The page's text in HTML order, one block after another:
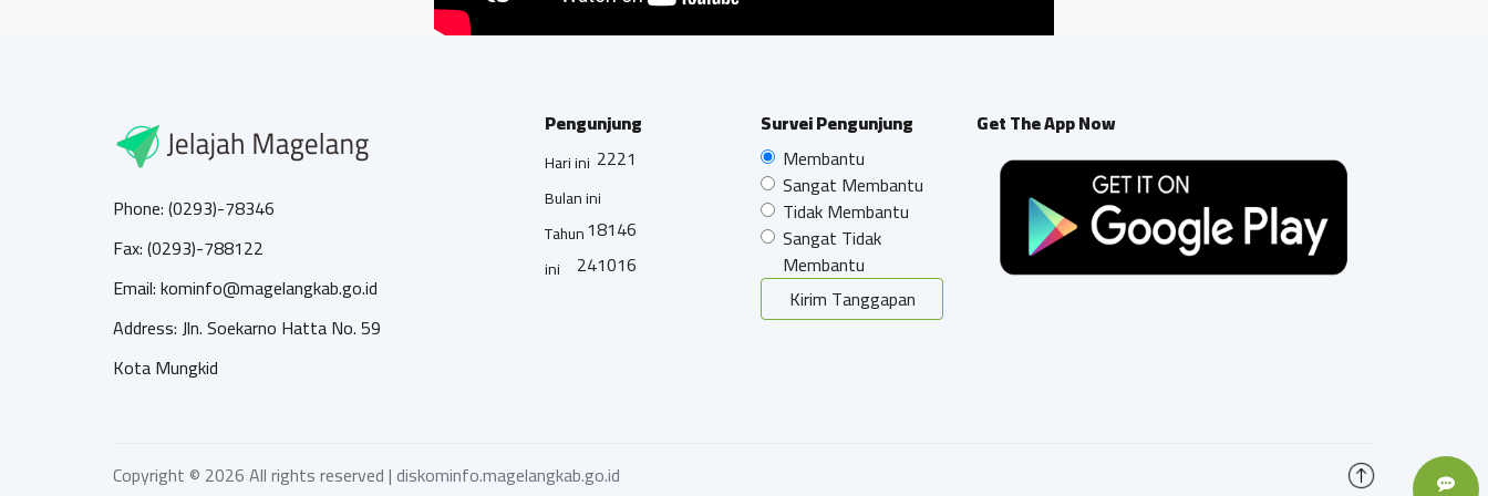
Phone: (0293)-78346
Fax: (0293)-788122
Email: kominfo@magelangkab.go.id
Address: Jln. Soekarno Hatta No. 59
Kota Mungkid
Pengunjung
Hari ini 2221
Bulan ini
18146
Tahun
ini
241016
Survei Pengunjung
Membantu
Sangat Membantu
Tidak Membantu
Sangat Tidak
Membantu
Kirim Tanggapan
Get The App Now
Copyright © 2026 All rights reserved |diskominfo.magelangkab.go.id